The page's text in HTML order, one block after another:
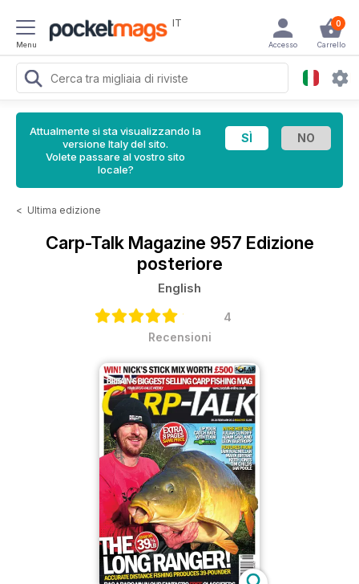
Menu
IT 0
Carrello
Accesso
Attualmente si sta visualizzando la
versione Italy del sito.
Volete passare al vostro sito
locale?
< Ultima edizione
Carp-Talk Magazine 957 Edizione
posteriore
English
4
Recensioni